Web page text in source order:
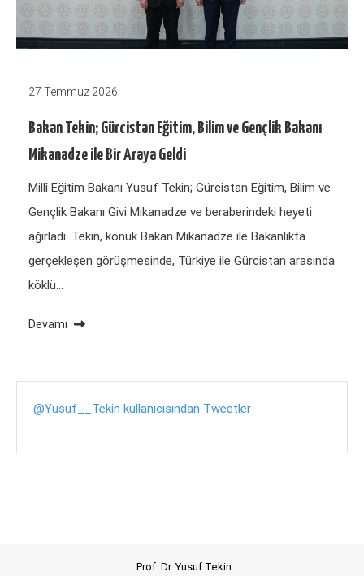
27 Temmuz 2026
Bakan Tekin; Gürcistan Eğitim, Bilim ve Gençlik Bakanı
Mikanadze ile Bir Araya Geldi
Millî Eğitim Bakanı Yusuf Tekin; Gürcistan Eğitim, Bilim ve
Gençlik Bakanı Givi Mikanadze ve beraberindeki heyeti
ağırladı. Tekin, konuk Bakan Mikanadze ile Bakanlıkta
gerçekleşen görüşmesinde, Türkiye ile Gürcistan arasında
köklü…
Devamı
@Yusuf__Tekin kullanıcısından Tweetler
Prof. Dr. Yusuf Tekin